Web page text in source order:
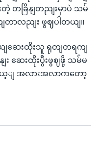
တဲ့ တခြိနျတညျးမှာပဲ သမ်
ာလညျး ဖွဈပါတယျ။
ဆေးထိုးသူ ရုတျတရကျ
း ဆေးထိုးပွီးဖွဈဖို့ သမ်မ
ယ့ျ အလားအလာကတော့